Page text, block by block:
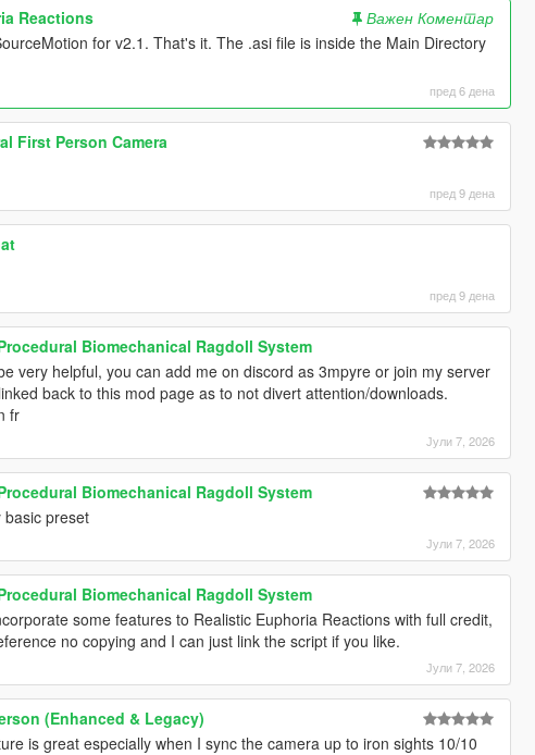
Reactions
Важен Коментар
for v2.1. That's it. The .asi file is inside the Main Directory
пред 6 дена
First Person Camera
пред 9 дена
пред 9 дена
Biomechanical Ragdoll System
very helpful, you can add me on discord as 3mpyre or join my server
back to this mod page as to not divert attention/downloads.
fr
Јули 7, 2026
Biomechanical Ragdoll System
basic preset
Јули 7, 2026
Biomechanical Ragdoll System
some features to Realistic Euphoria Reactions with full credit,
no copying and I can just link the script if you like.
Јули 7, 2026
(Enhanced & Legacy)
is great especially when I sync the camera up to iron sights 10/10